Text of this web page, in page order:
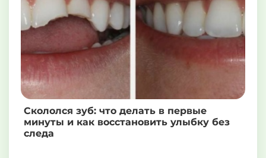
Скололся зуб: что делать в первые
минуты и как восстановить улыбку без
следа